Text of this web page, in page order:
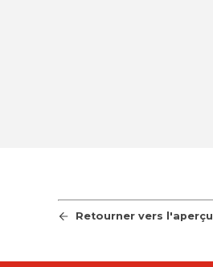
Retourner vers l'aperçu